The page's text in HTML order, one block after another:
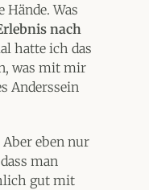
Hände. Was
nach
hatte ich das
was mit mir
Anderssein
Aber eben nur
man
gut mit